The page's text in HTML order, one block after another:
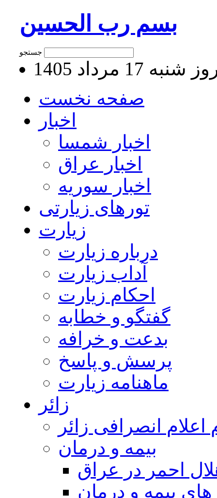
بسم رب الحسین
17 مرداد 1405
صفحه نخست
اخبار
اخبار شمسا
اخبار عراق
اخبار سوریه
تورهای زیارتی
زیارت
درباره زیارت
آداب زیارت
احکام زیارت
گفتگو و خطابه
بدعت و خرافه
پرسش و پاسخ
ماهنامه زیارت
زائر
اعلام انصرافی زائر
بيمه و درمان
احمر در عراق
بیمه و درمان